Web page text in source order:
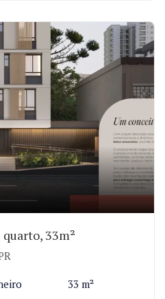
33m²
33 m²